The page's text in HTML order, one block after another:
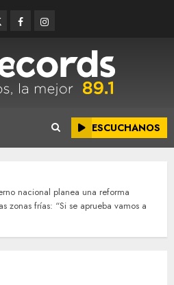
FacebookInstagram
ESCUCHANOS
nacional planea una reforma
zonas frías: “Si se aprueba vamos a